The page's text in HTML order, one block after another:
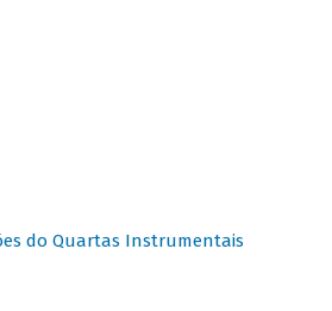
do Quartas Instrumentais